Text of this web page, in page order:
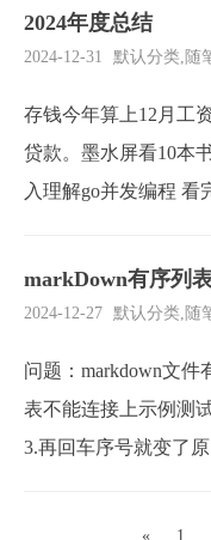
击API ...
2024年度总结
2024-12-31 默认分类, 随
存钱今年算上12月工
贷款。墨水屏看10本
入理解go并发编程
0篇。换手机，红米
完成。年中的时候已
markDown有序列
2024-12-27 默认分类, 随
问题：markdown文件
表不能连接上示例测
3.再回车序号就变了
代码块会打断列表的
« 1